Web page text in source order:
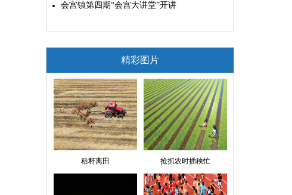
会宫镇第四期“会宫大讲堂”开讲
精彩图片
秸秆离田 抢抓农时插秧忙